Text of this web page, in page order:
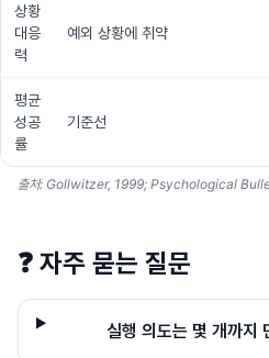
상황
대응
력
예외 상황에 취약
평균
성공
률
기준선
출처: Gollwitzer, 1999; Psychological
❓ 자주 묻는 질문
실행 의도는 몇 개까지